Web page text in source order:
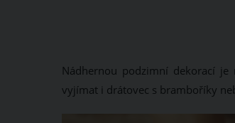
Nádhernou podzimní dekorací
vyjímat i drátovec s bramboříky